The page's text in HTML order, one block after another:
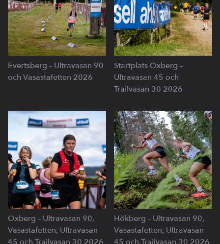
Evertsberg – Ultravasan 90
och Vasastafetten 2026
Startplats Oxberg –
Ultravasan 45 och
Trailvasan 30 2026
Oxberg – Ultravasan 90,
Vasastafetten, Ultravasan
45 och Trailvasan 30 2026
Hökberg – Ultravasan 90,
Vasastafetten, Ultravasan
45 och Trailvasan 30 2026